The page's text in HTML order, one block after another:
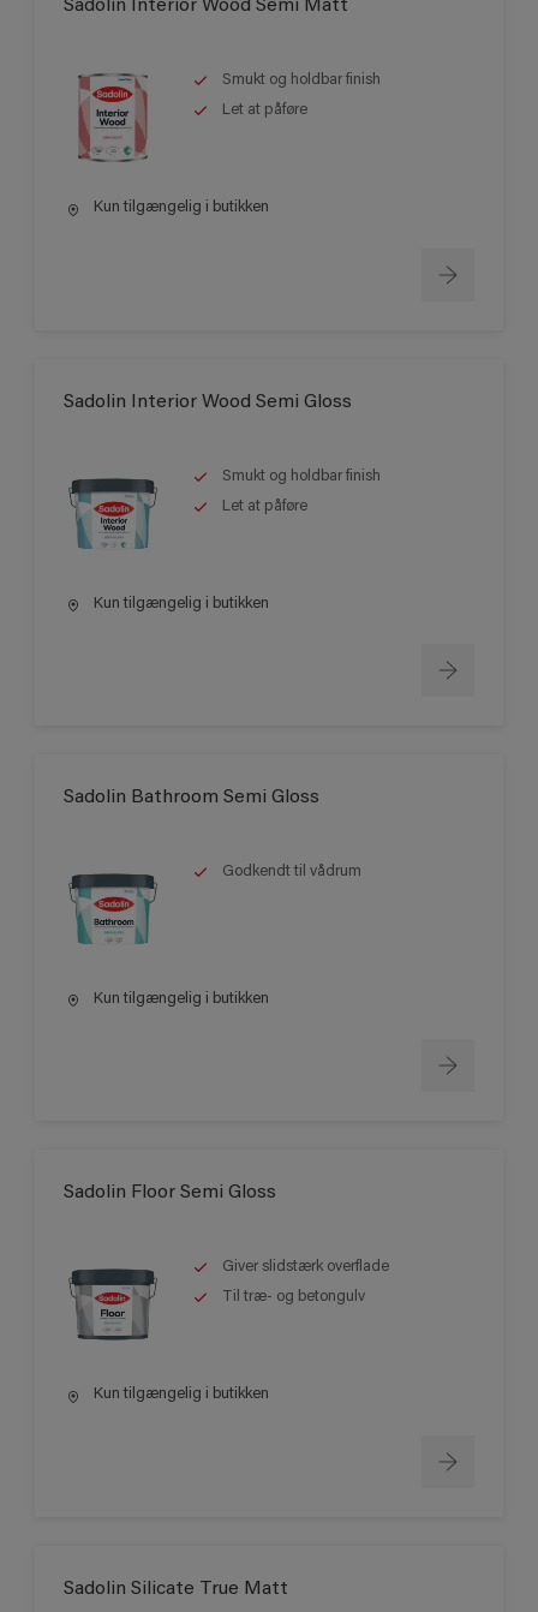
Sadolin Interior Wood Semi Matt
Smukt og holdbar finish
Let at påføre
Kun tilgængelig i butikken
Sadolin Interior Wood Semi Gloss
Smukt og holdbar finish
Let at påføre
Kun tilgængelig i butikken
Sadolin Bathroom Semi Gloss
Godkendt til vådrum
Kun tilgængelig i butikken
Sadolin Floor Semi Gloss
Giver slidstærk overflade
Til træ- og betongulv
Kun tilgængelig i butikken
Sadolin Silicate True Matt